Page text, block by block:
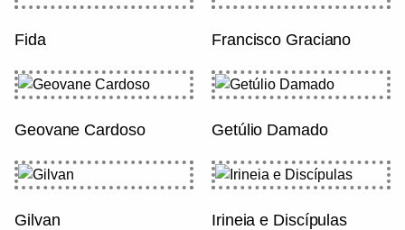
Fida Francisco Graciano
Geovane Cardoso Getúlio Damado
Gilvan Irineia e Discípulas